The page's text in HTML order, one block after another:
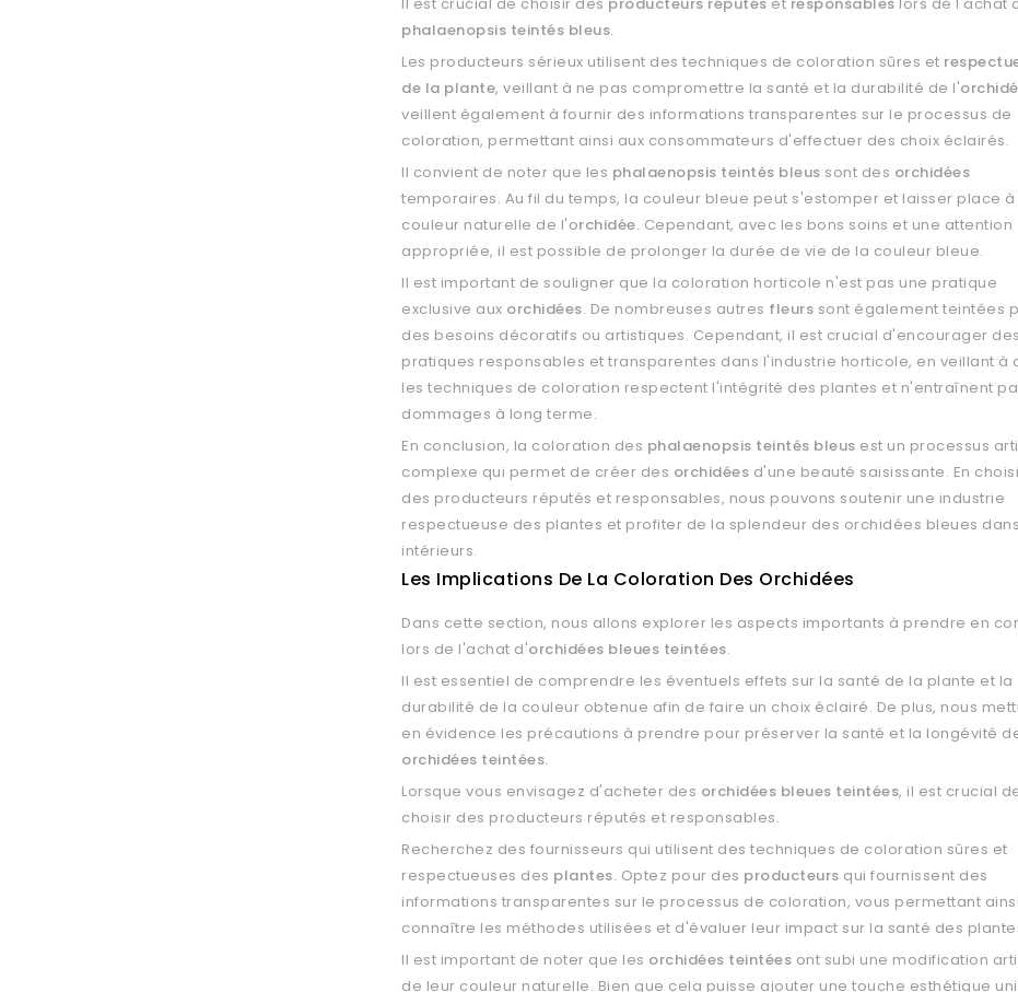
Il est crucial de choisir des producteurs réputés et responsables lors de l'achat
phalaenopsis teintés bleus.
Les producteurs sérieux utilisent des techniques de coloration sûres et
de la plante, veillant à ne pas compromettre la santé et la durabilité de l'
veillent également à fournir des informations transparentes sur le processus de
coloration, permettant ainsi aux consommateurs d'effectuer des choix éclairés.
Il convient de noter que les phalaenopsis teintés bleus sont des orchidées
temporaires. Au fil du temps, la couleur bleue peut s'estomper et laisser place à
couleur naturelle de l'orchidée. Cependant, avec les bons soins et une attention
appropriée, il est possible de prolonger la durée de vie de la couleur bleue.
Il est important de souligner que la coloration horticole n'est pas une pratique
exclusive aux orchidées. De nombreuses autres fleurs sont également teintées
des besoins décoratifs ou artistiques. Cependant, il est crucial d'encourager des
pratiques responsables et transparentes dans l'industrie horticole, en veillant à
les techniques de coloration respectent l'intégrité des plantes et n'entraînent
dommages à long terme.
En conclusion, la coloration des phalaenopsis teintés bleus est un processus
complexe qui permet de créer des orchidées d'une beauté saisissante. En
des producteurs réputés et responsables, nous pouvons soutenir une industrie
respectueuse des plantes et profiter de la splendeur des orchidées bleues
intérieurs.
Les Implications De La Coloration Des Orchidées
Dans cette section, nous allons explorer les aspects importants à prendre en
lors de l'achat d'orchidées bleues teintées.
Il est essentiel de comprendre les éventuels effets sur la santé de la plante et la
durabilité de la couleur obtenue afin de faire un choix éclairé. De plus, nous
en évidence les précautions à prendre pour préserver la santé et la longévité
orchidées teintées.
Lorsque vous envisagez d'acheter des orchidées bleues teintées, il est crucial
choisir des producteurs réputés et responsables.
Recherchez des fournisseurs qui utilisent des techniques de coloration sûres et
respectueuses des plantes. Optez pour des producteurs qui fournissent des
informations transparentes sur le processus de coloration, vous permettant
connaître les méthodes utilisées et d'évaluer leur impact sur la santé des
Il est important de noter que les orchidées teintées ont subi une modification
de leur couleur naturelle. Bien que cela puisse ajouter une touche esthétique